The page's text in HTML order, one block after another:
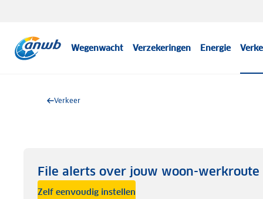
Wegenwacht Verzekeringen Energie
Verkeer
File alerts over jouw woon-werkroute
Zelf eenvoudig instellen